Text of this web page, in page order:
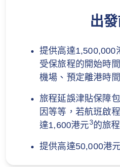
出
提供高達1,500,000
受保旅程的開始時
機場、預定離港時
旅程延誤津貼保障
因等等，若航班啟
達1,600港元3的旅
提供高達50,000港